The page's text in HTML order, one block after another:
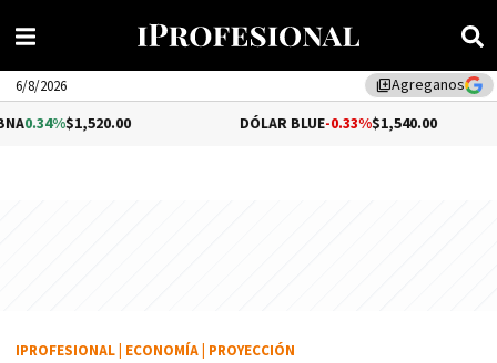
library_addAgreganos
6/8/2026
-0.33%$1,540.00
IPROFESIONAL ECONOMÍA PROYECCIÓN